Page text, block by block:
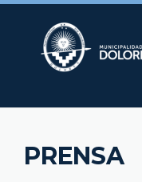
Skip
PRENSA